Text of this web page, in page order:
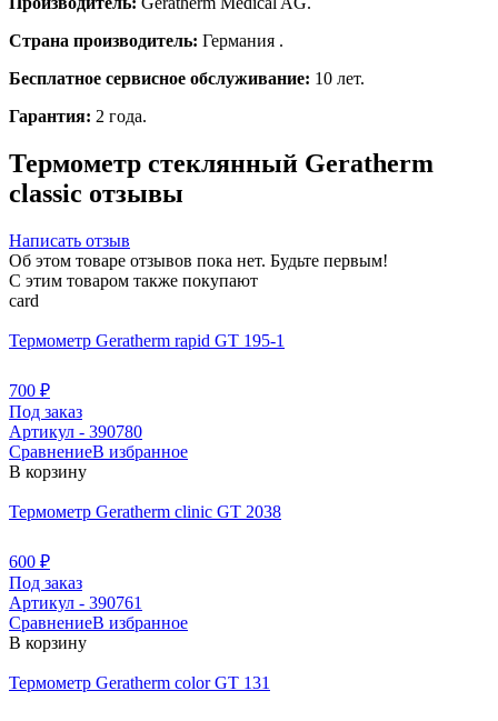
Страна производитель: Германия .
Бесплатное сервисное обслуживание: 10 лет.
Гарантия: 2 года.
Термометр стеклянный Geratherm
classic отзывы
Написать отзыв
Об этом товаре отзывов пока нет. Будьте первым!
С этим товаром также покупают
card
Термометр Geratherm rapid GT 195-1
700 ₽
Под заказ
Артикул - 390780
СравнениеВ избранное
В корзину
Термометр Geratherm clinic GT 2038
600 ₽
Под заказ
Артикул - 390761
СравнениеВ избранное
В корзину
Термометр Geratherm color GT 131